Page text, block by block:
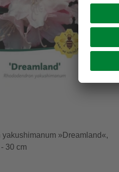
yakushimanum »Dreamland«,
30 cm